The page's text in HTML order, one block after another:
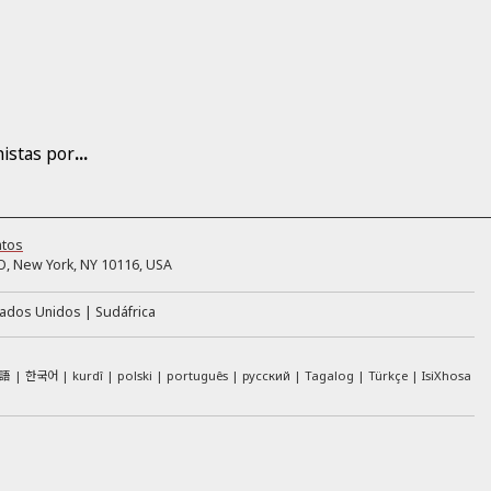
por...
New York, NY 10116, USA
Unidos Sudáfrica
한국어 kurdî polski português русский Tagalog Türkçe IsiXhosa